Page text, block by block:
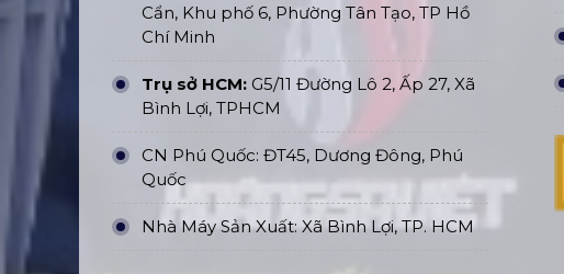
Cẩn, Khu phố 6, Phường Tân Tạo, TP Hồ
Chí Minh
Trụ sở HCM: G5/11 Đường Lô 2, Ấp 27, Xã
Bình Lợi, TPHCM
CN Phú Quốc: ĐT45, Dương Đông, Phú
Quốc
Nhà Máy Sản Xuất: Xã Bình Lợi, TP. HCM